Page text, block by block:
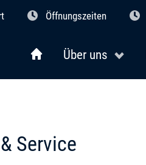
Öffnungszeiten
Über uns
Service